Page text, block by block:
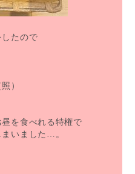
したので
）
を食べれる特権で
いました…。